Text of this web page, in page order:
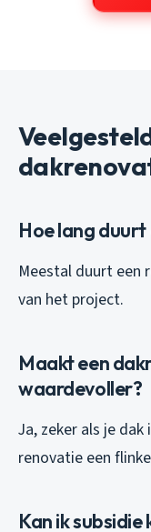
Hoe lang
Meestal duurt een
van het project.
Maakt een
waardevoller?
Ja, zeker als je
renovatie een
Kan ik